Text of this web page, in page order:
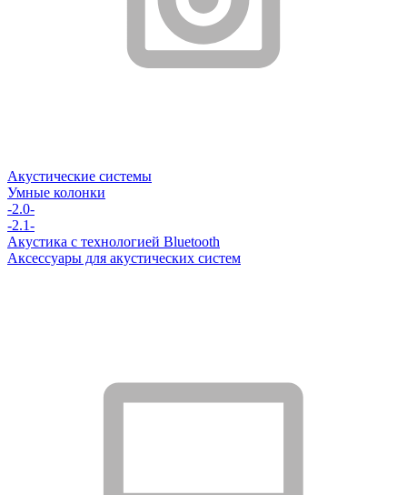
Акустические системы
Умные колонки
-2.0-
-2.1-
Акустика с технологией Bluetooth
Аксессуары для акустических систем